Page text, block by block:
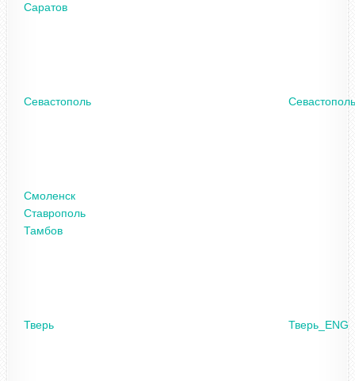
Саратов
Севастополь
Смоленск
Ставрополь
Тамбов
Тверь Тверь_ENG